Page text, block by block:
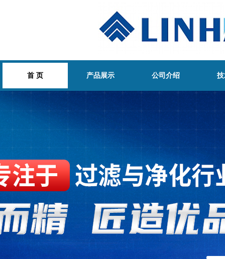
首 页 产品展示 公司介绍